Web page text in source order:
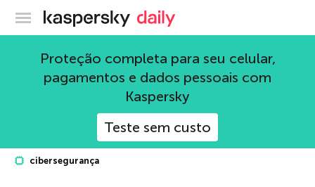
Blog oficial da Kaspersky
Proteção completa para seu celular,
pagamentos e dados pessoais com
Kaspersky
Teste sem custo
cibersegurança